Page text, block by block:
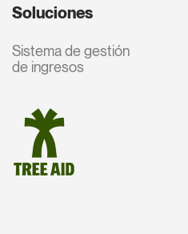
Soluciones
Sistema de gestión
de ingresos